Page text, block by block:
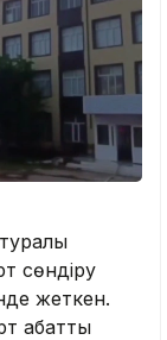
сөндіру
жеткен.
қабатты